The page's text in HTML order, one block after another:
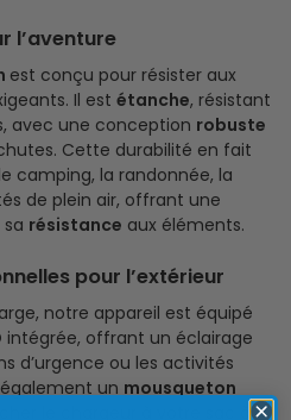
l’aventure
est conçu pour résister aux
Il est étanche, résistant
avec une conception robuste
Cette durabilité en fait
camping, la randonnée, la
de plein air, offrant une
résistance aux éléments.
pour l’extérieur
notre appareil est équipé
intégrée, offrant un éclairage
d’urgence ou les activités
un mousqueton